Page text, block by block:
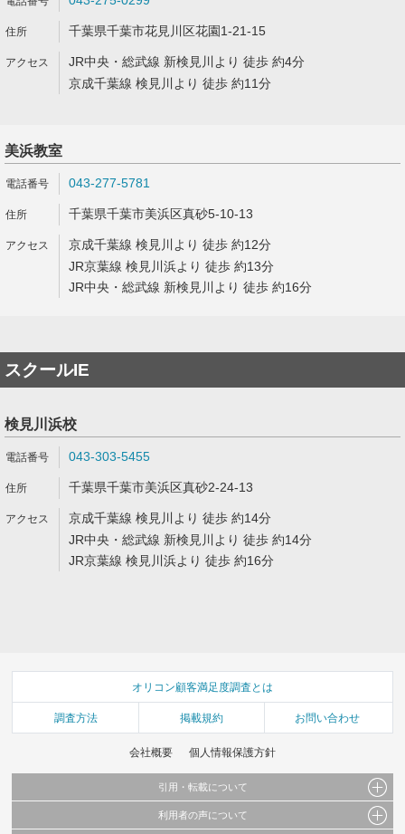
千葉県千葉市花見川区花園1-21-15
JR中央・総武線 新検見川より 徒歩 約4分
京成千葉線 検見川より 徒歩 約11分
美浜教室
043-277-5781
千葉県千葉市美浜区真砂5-10-13
京成千葉線 検見川より 徒歩 約12分
JR京葉線 検見川浜より 徒歩 約13分
JR中央・総武線 新検見川より 徒歩 約16分
スクールIE
検見川浜校
043-303-5455
千葉県千葉市美浜区真砂2-24-13
京成千葉線 検見川より 徒歩 約14分
JR中央・総武線 新検見川より 徒歩 約14分
JR京葉線 検見川浜より 徒歩 約16分
オリコン顧客満足度調査とは
調査方法 掲載規約 お問い合わせ
会社概要 個人情報保護方針
引用・転載について
当サイトで公開されている情報（文字、写真、イラスト、画像データ等）及びこれらの配
利用者の声について